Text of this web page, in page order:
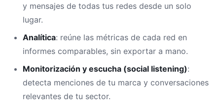
y mensajes de todas tus redes desde un solo
lugar.
Analítica: reúne las métricas de cada red en
informes comparables, sin exportar a mano.
Monitorización y escucha (social listening):
detecta menciones de tu marca y conversaciones
relevantes de tu sector.